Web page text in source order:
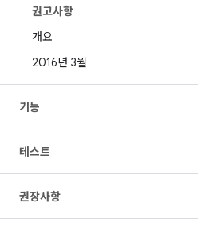
권고사항
개요
2016년 3월
기능
테스트
권장사항